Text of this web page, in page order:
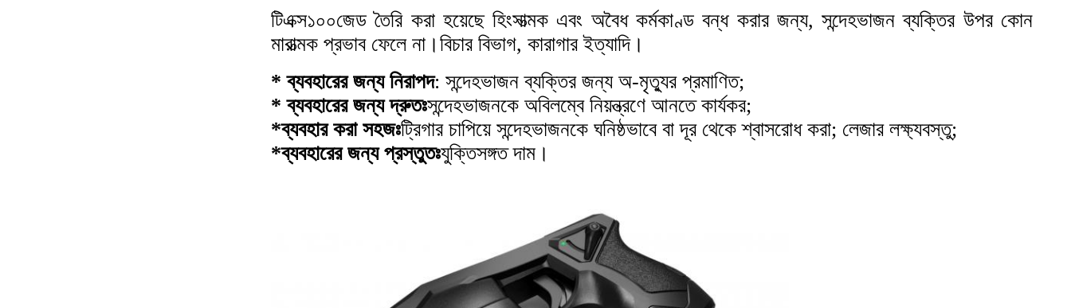
টিএক্স১০০জেড তৈরি করা হয়েছে হিংসাত্মক এবং অবৈধ কর্মকাণ্ড বন্ধ করার জন্য, সন্দেহভাজন ব্যক্তির উপর কোন
মারাত্মক প্রভাব ফেলে না।বিচার বিভাগ, কারাগার ইত্যাদি।
* ব্যবহারের জন্য নিরাপদ: সন্দেহভাজন ব্যক্তির জন্য অ-মৃত্যুর প্রমাণিত;
* ব্যবহারের জন্য দ্রুতঃসন্দেহভাজনকে অবিলম্বে নিয়ন্ত্রণে আনতে কার্যকর;
*ব্যবহার করা সহজঃট্রিগার চাপিয়ে সন্দেহভাজনকে ঘনিষ্ঠভাবে বা দূর থেকে শ্বাসরোধ করা; লেজার লক্ষ্যবস্তু;
*ব্যবহারের জন্য প্রস্তুতঃযুক্তিসঙ্গত দাম।